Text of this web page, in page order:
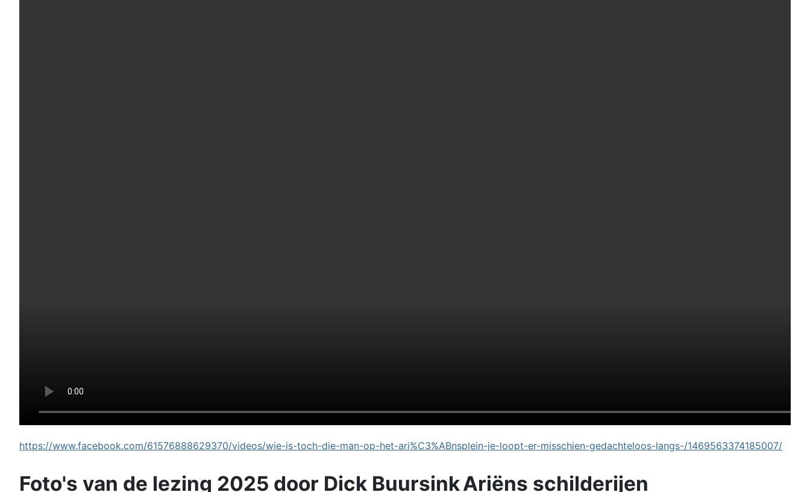
https://www.facebook.com/61576888629370/videos/wie-is-toch-die-man-op-het-ari%C3%ABnsplein-je-loopt-er-misschien-gedachteloos-langs-/1469563374185007/
Foto's van de lezing 2025 door Dick BuursinkAriëns schilderijen